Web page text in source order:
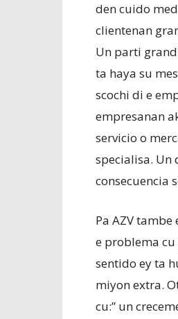
den cuido
clientenan
Un parti
ta haya su
scochi di e
empresanan
servicio o
specialisa. Un
consecuencia
Pa AZV
e problema cu
sentido ey ta
miyon extra.
cu:” un